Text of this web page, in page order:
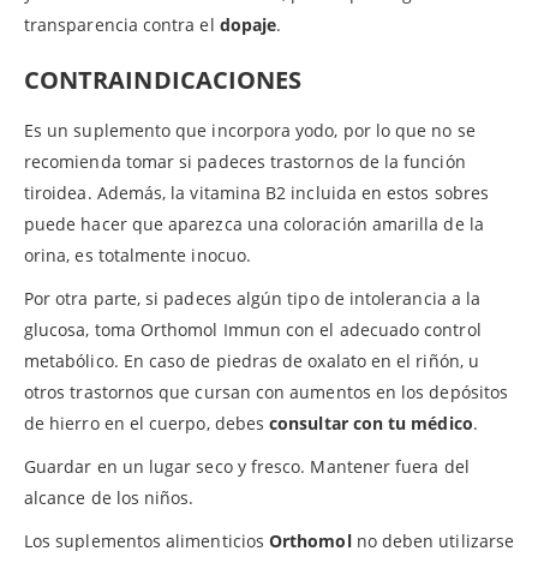
transparencia contra el dopaje.
CONTRAINDICACIONES
Es un suplemento que incorpora yodo, por lo que no se
recomienda tomar si padeces trastornos de la función
tiroidea. Además, la vitamina B2 incluida en estos sobres
puede hacer que aparezca una coloración amarilla de la
orina, es totalmente inocuo.
Por otra parte, si padeces algún tipo de intolerancia a la
glucosa, toma Orthomol Immun con el adecuado control
metabólico. En caso de piedras de oxalato en el riñón, u
otros trastornos que cursan con aumentos en los depósitos
de hierro en el cuerpo, debesconsultar con tu médico.
Guardar en un lugar seco y fresco. Mantener fuera del
alcance de los niños.
Los suplementos alimenticiosOrthomolno deben utilizarse